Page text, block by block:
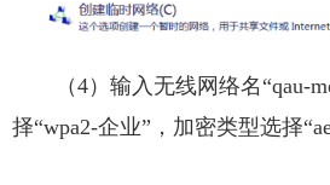
（4）输入无线网络名“qau-
择“wpa2-企业”，加密类型选择